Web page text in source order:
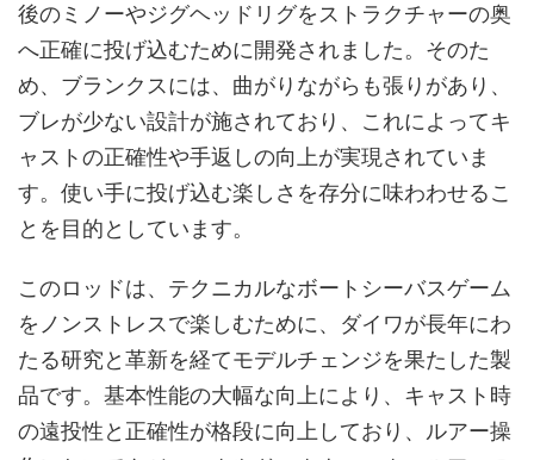
後のミノーやジグヘッドリグをストラクチャーの奥
へ正確に投げ込むために開発されました。そのた
め、ブランクスには、曲がりながらも張りがあり、
ブレが少ない設計が施されており、これによってキ
ャストの正確性や手返しの向上が実現されていま
す。使い手に投げ込む楽しさを存分に味わわせるこ
とを目的としています。
このロッドは、テクニカルなボートシーバスゲーム
をノンストレスで楽しむために、ダイワが長年にわ
たる研究と革新を経てモデルチェンジを果たした製
品です。基本性能の大幅な向上により、キャスト時
の遠投性と正確性が格段に向上しており、ルアー操